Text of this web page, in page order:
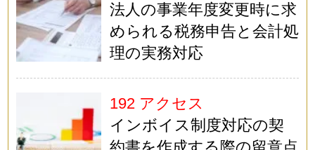
法人の事業年度変更時に求
められる税務申告と会計処
理の実務対応
192 アクセス
インボイス制度対応の契